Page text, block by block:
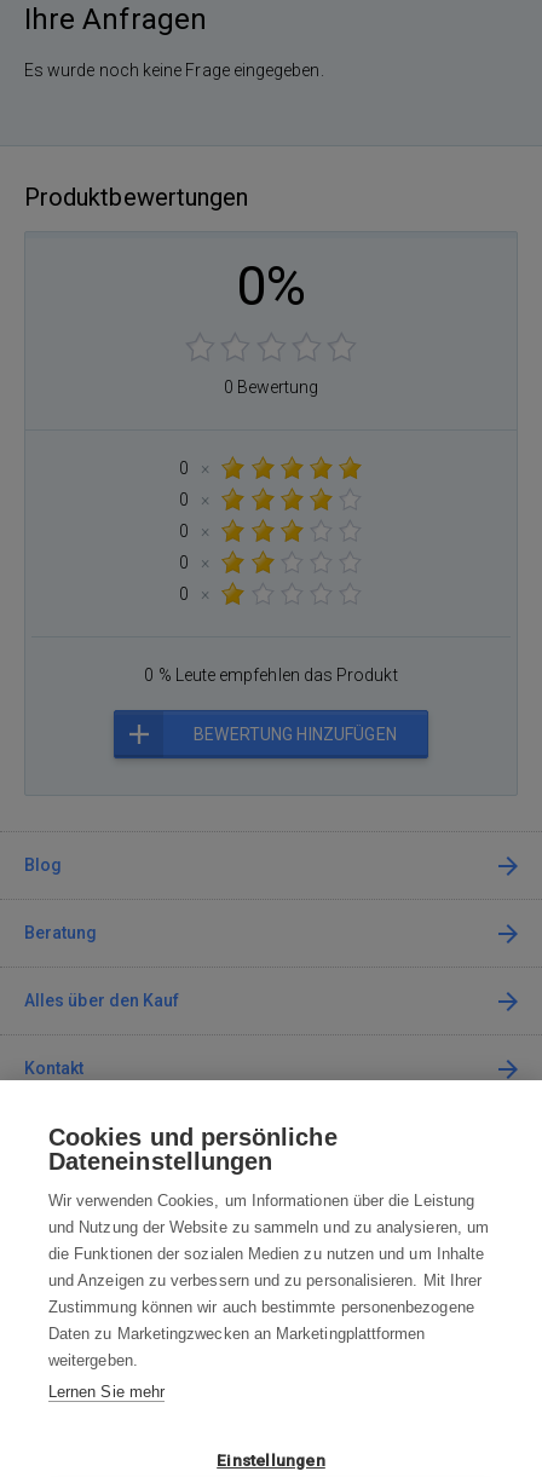
Ihre Anfragen
Es wurde noch keine Frage eingegeben.
Produktbewertungen
0%
0 Bewertung
0
×
0
×
0
×
0
×
0
×
0 % Leute empfehlen das Produkt
BEWERTUNG HINZUFÜGEN
Blog
Beratung
Alles über den Kauf
Kontakt
Kontaktieren Sie uns
info@robotworld.de
+49 25 197 159 962 Mo-Fr 8:00—16:00 Uhr
ALLE KONTAKTE
WIDERRUFSBELEHRUNG
DATENSCHUTZERKLÄRUNG
Cookies und persönliche
Dateneinstellungen
Wir verwenden Cookies, um Informationen über die Leistung
und Nutzung der Website zu sammeln und zu analysieren, um
die Funktionen der sozialen Medien zu nutzen und um Inhalte
und Anzeigen zu verbessern und zu personalisieren. Mit Ihrer
Zustimmung können wir auch bestimmte personenbezogene
Daten zu Marketingzwecken an Marketingplattformen
weitergeben.
Lernen Sie mehr
Einstellungen